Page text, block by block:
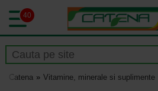
40
Catena Vitamine, minerale si suplimente